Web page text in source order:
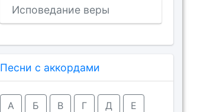
Исповедание веры
Песни с аккордами
А Б В Г Д Е